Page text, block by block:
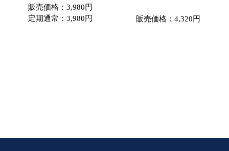
販売価格：3,980円
定期通常：3,980円
販売価格：4,320円